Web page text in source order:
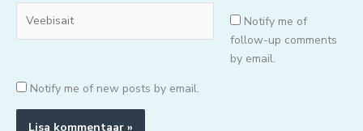
Notify me of
follow-up comments
by email.
Notify me of new posts by email.